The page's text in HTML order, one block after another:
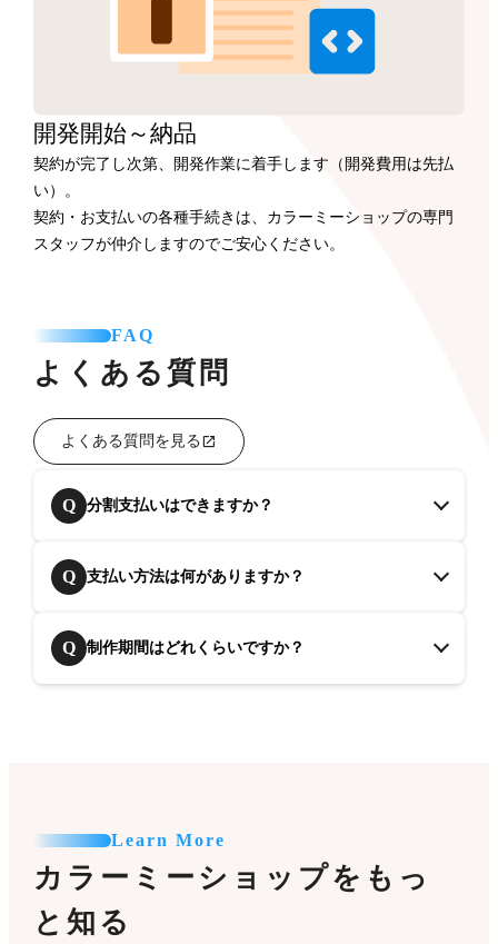
開発開始～納品
契約が完了し次第、開発作業に着手します（開発費用は先払
い）。
契約・お支払いの各種手続きは、カラーミーショップの専門
スタッフが仲介しますのでご安心ください。
FAQ
よくある質問
よくある質問を見る
Q 分割支払いはできますか？
Q 支払い方法は何がありますか？
Q 制作期間はどれくらいですか？
Learn More
カラーミーショップをもっ
と知る